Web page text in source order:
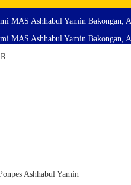
MAS Ashhabul Yamin Bakongan,
MAS Ashhabul Yamin Bakongan,
Ashhabul Yamin